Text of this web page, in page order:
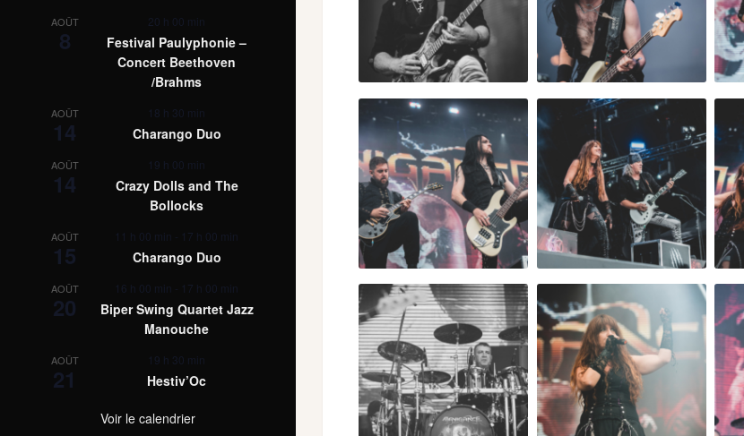
AOÛT
8
20 h 00 min
Festival Paulyphonie –
Concert Beethoven
/Brahms
AOÛT
14
18 h 30 min
Charango Duo
AOÛT
14
19 h 00 min
Crazy Dolls and The
Bollocks
AOÛT
15
11 h 00 min - 17 h 00 min
Charango Duo
AOÛT
20
16 h 00 min - 17 h 00 min
Biper Swing Quartet Jazz
Manouche
AOÛT
21
19 h 30 min
Hestiv’Oc
Voir le calendrier